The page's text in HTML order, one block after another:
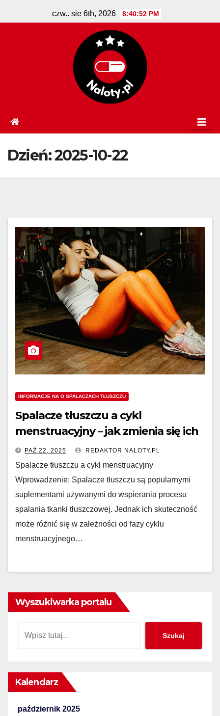
to
czw.. sie 6th, 2026 8:40:52 PM
Dzień:2025-10-22
INFORMACJE NA O SPALACZACH TŁUSZCZU
Spalacze tłuszczu a cykl
menstruacyjny – jak zmienia się ich
skuteczność w różnych fazach
cyklu?
PAŹ 22, 2025 REDAKTOR NALOTY.PL
Spalacze tłuszczu a cykl menstruacyjny
Wprowadzenie: Spalacze tłuszczu są popularnymi
suplementami używanymi do wspierania procesu
spalania tkanki tłuszczowej. Jednak ich skuteczność
może różnić się w zależności od fazy cyklu
menstruacyjnego…
Wyszukiwarka portalu
Szukaj Szukaj
Kalendarz
październik 2025